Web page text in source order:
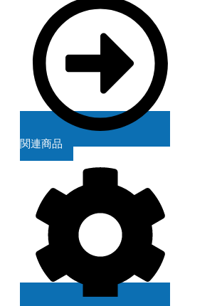
関連商品